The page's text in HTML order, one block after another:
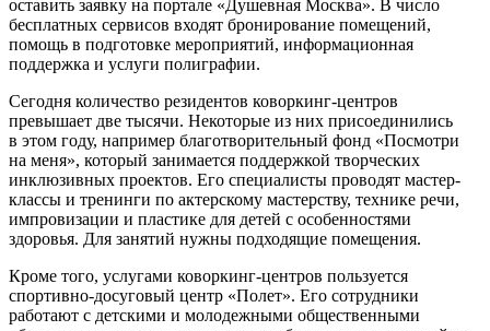
оставить заявку на портале «Душевная Москва». В число
бесплатных сервисов входят бронирование помещений,
помощь в подготовке мероприятий, информационная
поддержка и услуги полиграфии.
Сегодня количество резидентов коворкинг-центров
превышает две тысячи. Некоторые из них присоединились
в этом году, например благотворительный фонд «Посмотри
на меня», который занимается поддержкой творческих
инклюзивных проектов. Его специалисты проводят мастер-
классы и тренинги по актерскому мастерству, технике речи,
импровизации и пластике для детей с особенностями
здоровья. Для занятий нужны подходящие помещения.
Кроме того, услугами коворкинг-центров пользуется
спортивно-досуговый центр «Полет». Его сотрудники
работают с детскими и молодежными общественными